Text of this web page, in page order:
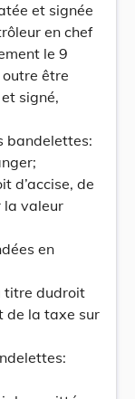
et signée
en chef
le 9
être
signé,
bandelettes:
d’accise, de
la valeur
en
titre dudroit
de la taxe sur